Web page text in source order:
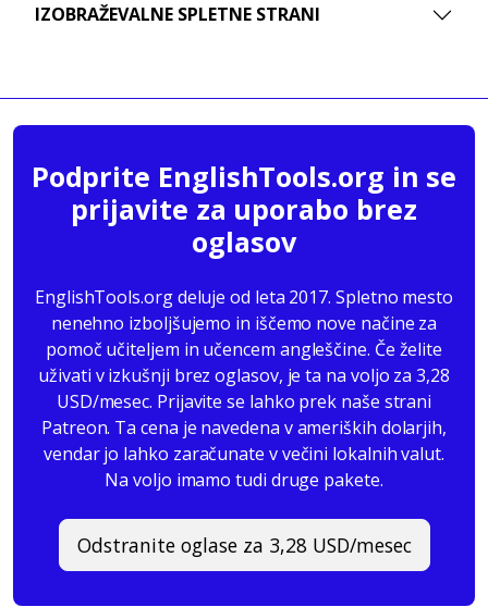
IZOBRAŽEVALNE SPLETNE STRANI
Podprite EnglishTools.org in se
prijavite za uporabo brez
oglasov
EnglishTools.org deluje od leta 2017. Spletno mesto
nenehno izboljšujemo in iščemo nove načine za
pomoč učiteljem in učencem angleščine. Če želite
uživati v izkušnji brez oglasov, je ta na voljo za 3,28
USD/mesec. Prijavite se lahko prek naše strani
Patreon. Ta cena je navedena v ameriških dolarjih,
vendar jo lahko zaračunate v večini lokalnih valut.
Na voljo imamo tudi druge pakete.
Odstranite oglase za 3,28 USD/mesec